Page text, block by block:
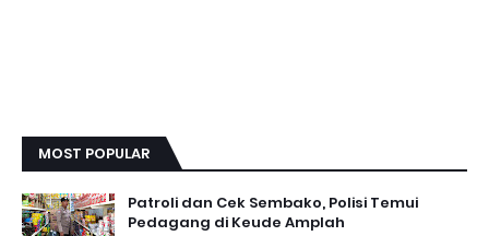
MOST POPULAR
Patroli dan Cek Sembako, Polisi Temui
Pedagang di Keude Amplah